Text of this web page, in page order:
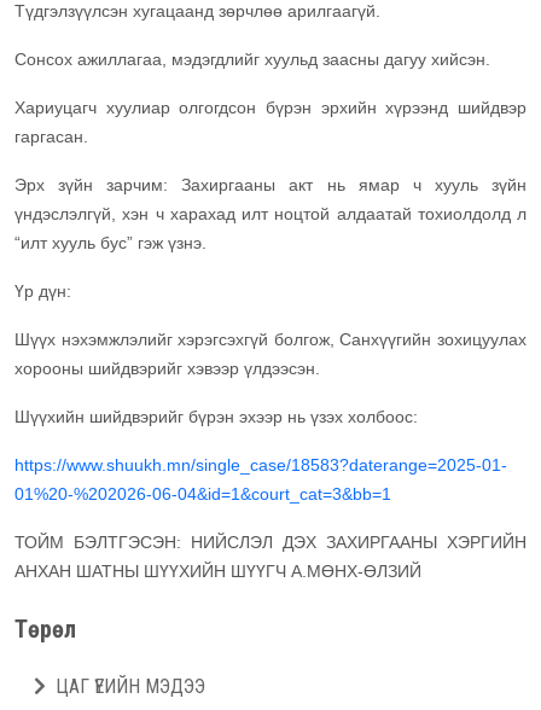
Түдгэлзүүлсэн хугацаанд зөрчлөө арилгаагүй.
Сонсох ажиллагаа, мэдэгдлийг хуульд заасны дагуу хийсэн.
Хариуцагч хуулиар олгогдсон бүрэн эрхийн хүрээнд шийдвэр
гаргасан.
Эрх зүйн зарчим: Захиргааны акт нь ямар ч хууль зүйн
үндэслэлгүй, хэн ч харахад илт ноцтой алдаатай тохиолдолд л
“илт хууль бус” гэж үзнэ.
Үр дүн:
Шүүх нэхэмжлэлийг хэрэгсэхгүй болгож, Санхүүгийн зохицуулах
хорооны шийдвэрийг хэвээр үлдээсэн.
Шүүхийн шийдвэрийг бүрэн эхээр нь үзэх холбоос:
https://www.shuukh.mn/single_case/18583?daterange=2025-01-
01%20-%202026-06-04&id=1&court_cat=3&bb=1
ТОЙМ БЭЛТГЭСЭН: НИЙСЛЭЛ ДЭХ ЗАХИРГААНЫ ХЭРГИЙН
АНХАН ШАТНЫ ШҮҮХИЙН ШҮҮГЧ А.МӨНХ-ӨЛЗИЙ
Төрөл
ЦАГ ҮЕИЙН МЭДЭЭ